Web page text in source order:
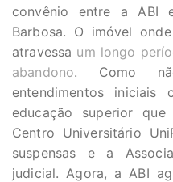
convênio entre a ABI
Barbosa. O imóvel
atravessa um longo
abandono. Como
entendimentos
educação superior
Centro Universitário
suspensas e a
judicial. Agora, a ABI